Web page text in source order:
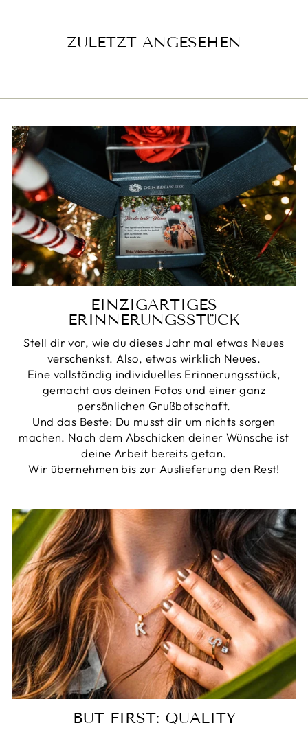
ZULETZT ANGESEHEN
EINZIGARTIGES
ERINNERUNGSSTÜCK
Stell dir vor, wie du dieses Jahr mal etwas Neues
verschenkst. Also, etwas wirklich Neues.
Eine vollständig individuelles Erinnerungsstück,
gemacht aus deinen Fotos und einer ganz
persönlichen Grußbotschaft.
Und das Beste: Du musst dir um nichts sorgen
machen. Nach dem Abschicken deiner Wünsche ist
deine Arbeit bereits getan.
Wir übernehmen bis zur Auslieferung den Rest!
BUT FIRST: QUALITY